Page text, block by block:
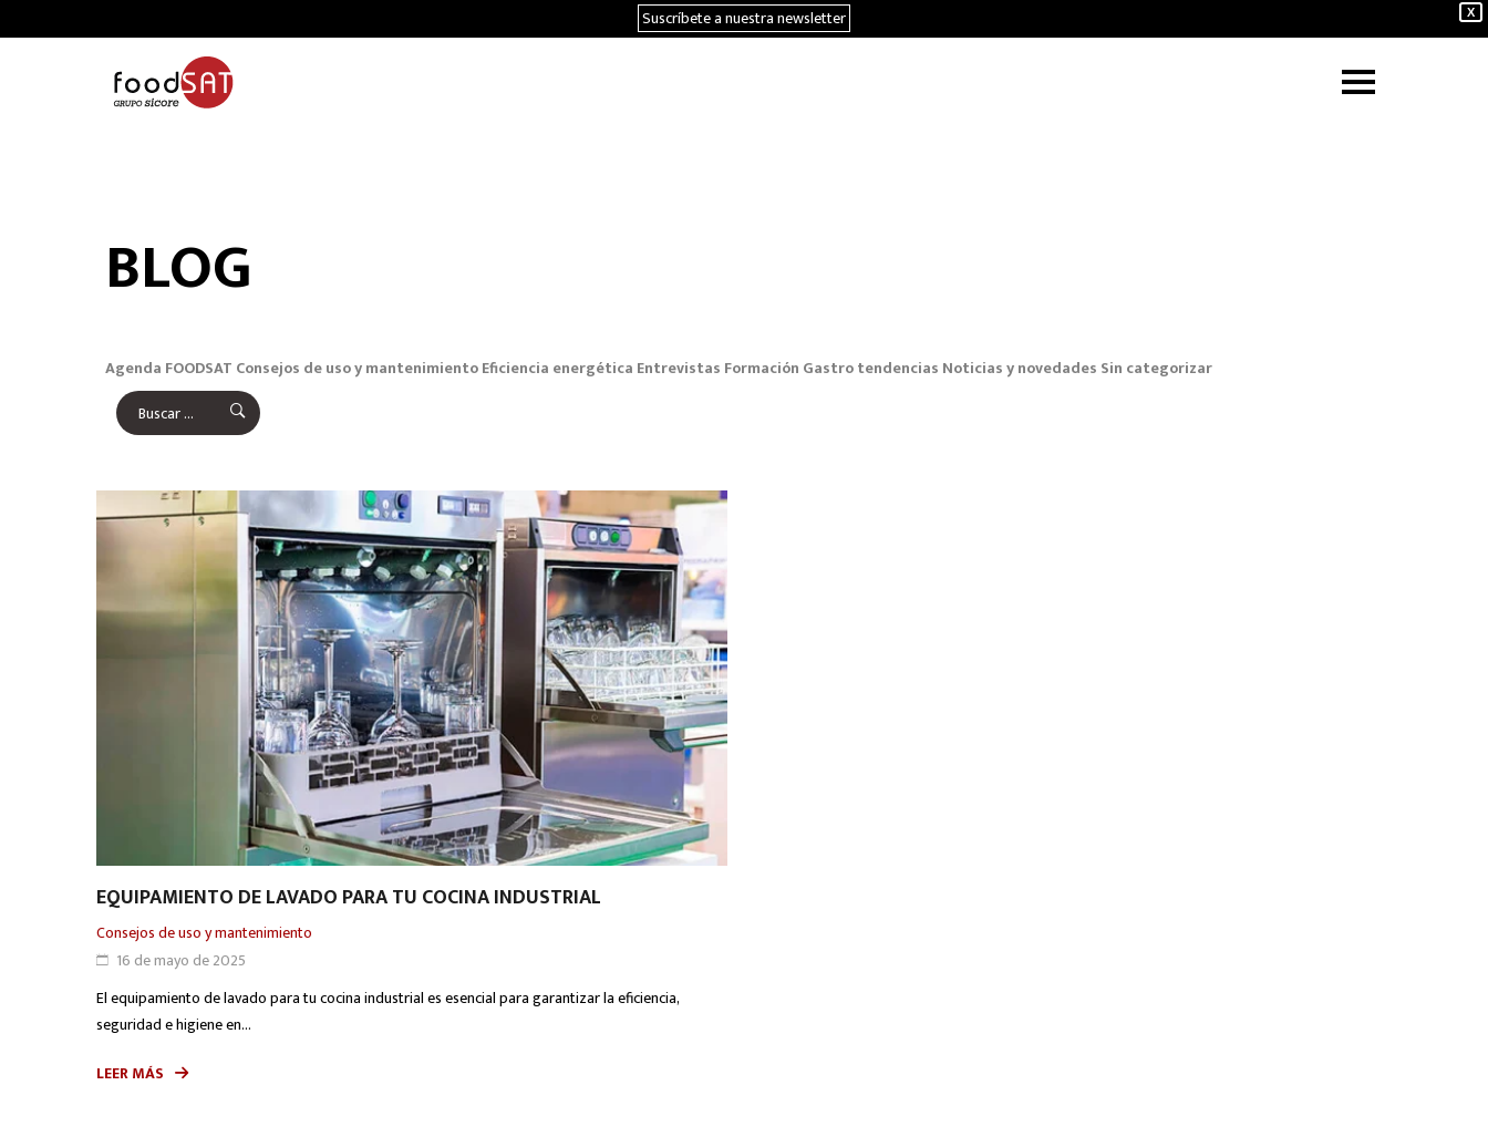
X
Suscríbete a nuestra newsletter
BLOG
Agenda FOODSAT Consejos de uso y mantenimientoEficiencia energética Entrevistas Formación Gastro tendencias Noticias y novedades Sin categorizar
EQUIPAMIENTO DE LAVADO PARA TU COCINA INDUSTRIAL
Consejos de uso y mantenimiento
16 de mayo de 2025
El equipamiento de lavado para tu cocina industrial es esencial para garantizar la eficiencia,
seguridad e higiene en...
LEER MÁS